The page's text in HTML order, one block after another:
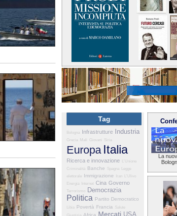
Tag
Bologna Infrastrutture Industria
Grecia Mali Giovani Siria
Europa Italia
Ricerca e innovazione
L'Unione
Criminalità Banche Spagna
Legge
elettorale Immigrazione Iran
L'Ulivo
Energia
Internet Cina Governo
Terrorismo Democrazia
Politica Partito Democratico
Libia Povertà Francia
Salute
Africa Mercati USA
La